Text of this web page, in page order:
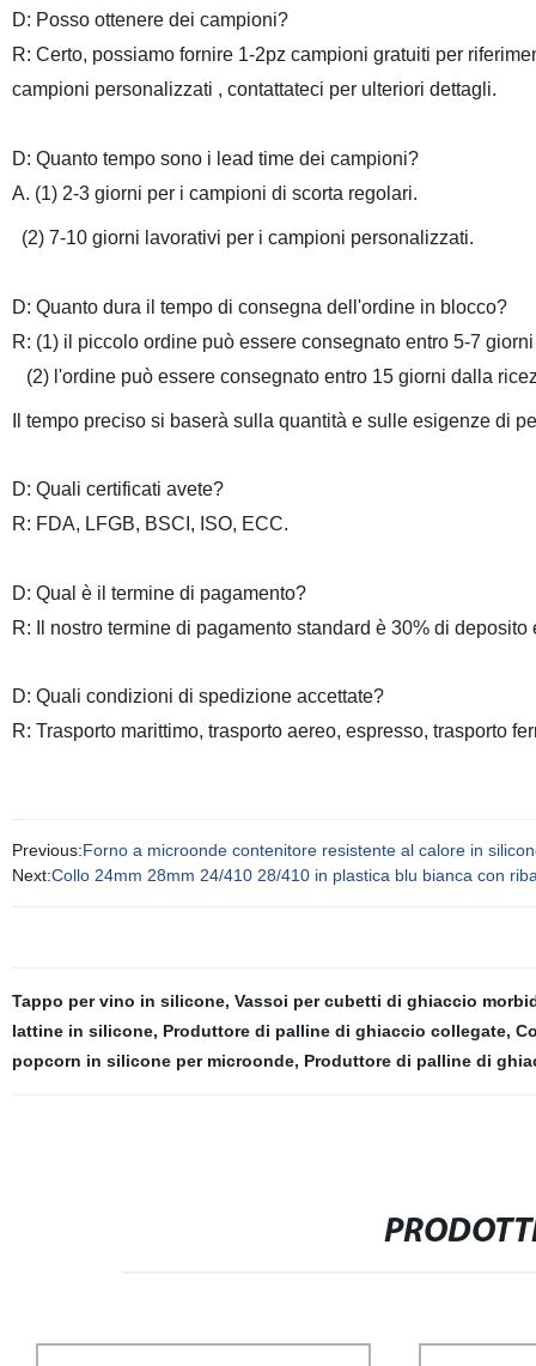
D: Posso ottenere dei campioni?
R: Certo, possiamo fornire 1-2pz campioni gratuiti per
campioni personalizzati , contattateci per ulteriori dettagli.
D: Quanto tempo sono i lead time dei campioni?
A. (1) 2-3 giorni per i campioni di scorta regolari.
(2) 7-10 giorni lavorativi per i campioni personalizzati.
D: Quanto dura il tempo di consegna dell'ordine in blocco?
R: (1) il piccolo ordine può essere consegnato entro 5-7
(2) l'ordine può essere consegnato entro 15 giorni dalla
Il tempo preciso si baserà sulla quantità e sulle esigenze di
D: Quali certificati avete?
R: FDA, LFGB, BSCI, ISO, ECC.
D: Qual è il termine di pagamento?
R: Il nostro termine di pagamento standard è 30% di
D: Quali condizioni di spedizione accettate?
R: Trasporto marittimo, trasporto aereo, espresso, trasporto
Previous:Forno a microonde contenitore resistente al calore in
Next:Collo 24mm 28mm 24/410 28/410 in plastica blu bianca con
Tappo per vino in silicone, Vassoi per cubetti di ghiaccio
lattine in silicone, Produttore di palline di ghiaccio collegate,
popcorn in silicone per microonde, Produttore di palline di